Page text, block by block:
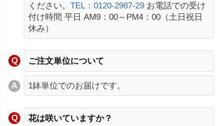
ください。 TEL：0120-2987-29 お電話での受け
付け時間 平日 AM9：00～PM4：00（土日祝日
休み）
ご注文単位について
1鉢単位でのお届けです。
花は咲いていますか？